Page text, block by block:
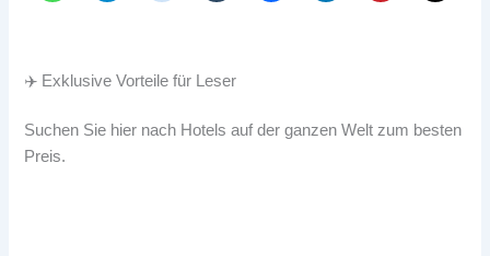
✈️ Exklusive Vorteile für Leser
Suchen Sie hier nach Hotels auf der ganzen Welt zum besten
Preis.